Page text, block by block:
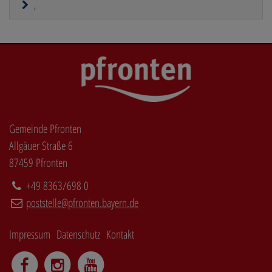
,
Gemeinde Pfronten
Allgäuer Straße 6
87459 Pfronten
+49 8363/698 0
poststelle@pfronten.bayern.de
Impressum Datenschutz Kontakt